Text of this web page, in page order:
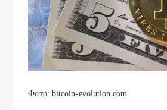
Фото: bitcoin-evolution.com